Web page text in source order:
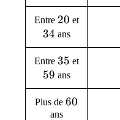
Entre 20
20 et
34
34 ans
Entre 35
35 et
59
59 ans
Plus de60
60
ans